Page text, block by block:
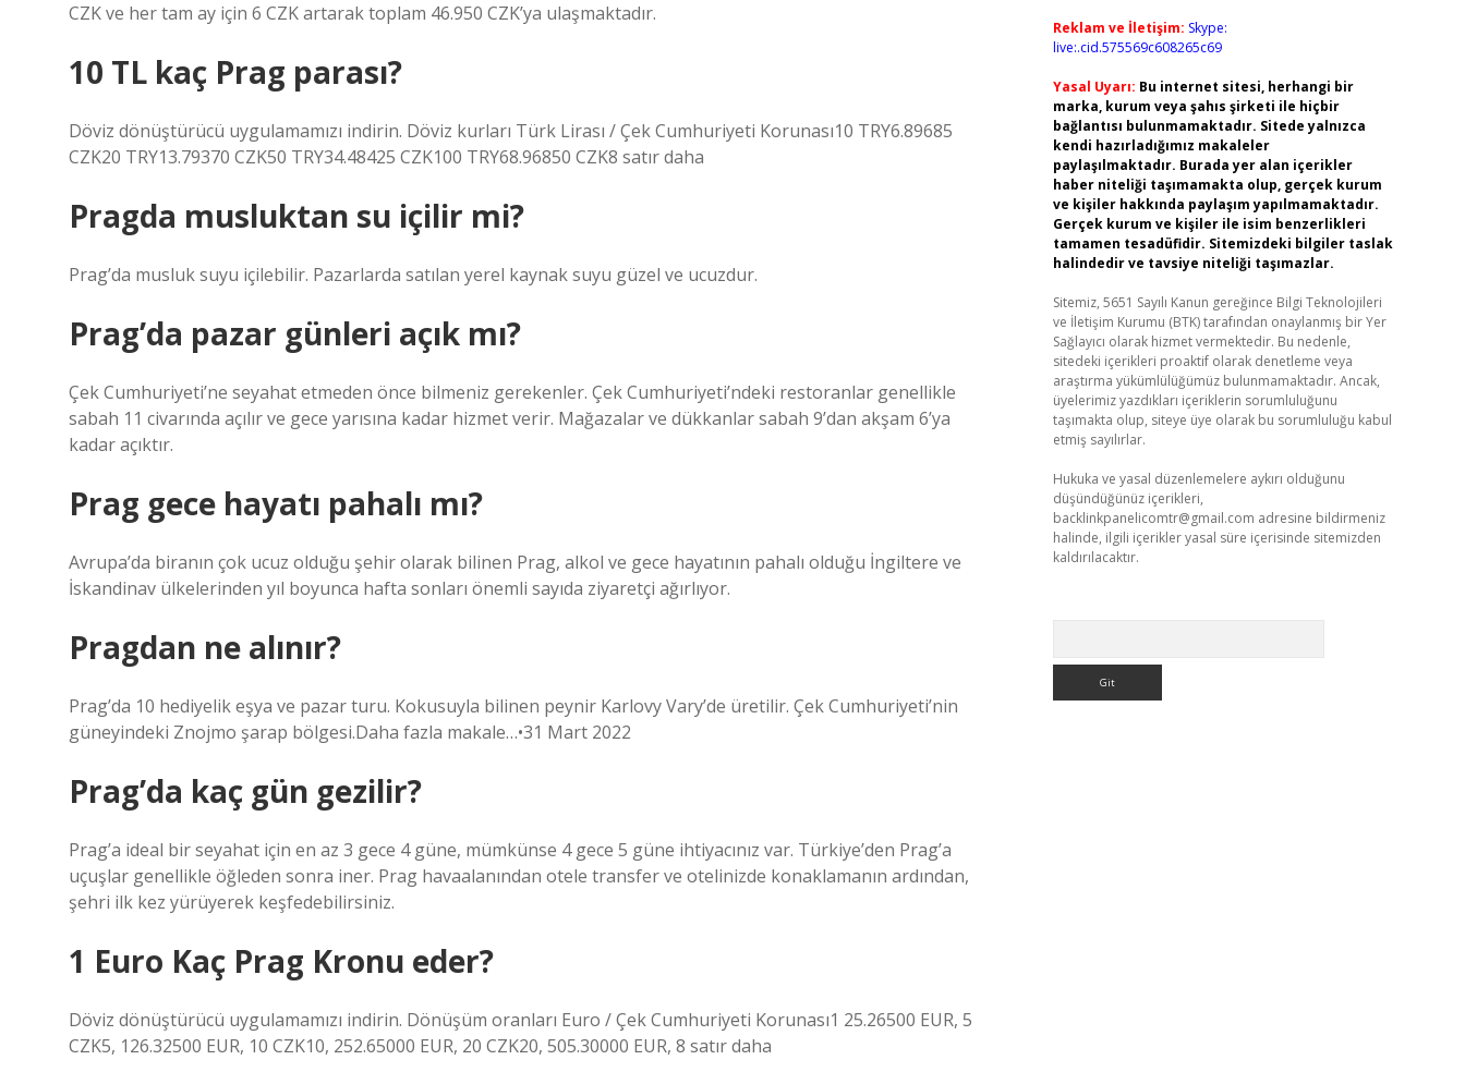
CZK ve her tam ay için 6 CZK artarak toplam 46.950 CZK’ya ulaşmaktadır.
10 TL kaç Prag parası?
Döviz dönüştürücü uygulamamızı indirin. Döviz kurları Türk Lirası / Çek Cumhuriyeti Korunası10 TRY6.89685
CZK20 TRY13.79370 CZK50 TRY34.48425 CZK100 TRY68.96850 CZK8 satır daha
Pragda musluktan su içilir mi?
Prag’da musluk suyu içilebilir. Pazarlarda satılan yerel kaynak suyu güzel ve ucuzdur.
Prag’da pazar günleri açık mı?
Çek Cumhuriyeti’ne seyahat etmeden önce bilmeniz gerekenler. Çek Cumhuriyeti’ndeki restoranlar genellikle
sabah 11 civarında açılır ve gece yarısına kadar hizmet verir. Mağazalar ve dükkanlar sabah 9’dan akşam 6’ya
kadar açıktır.
Prag gece hayatı pahalı mı?
Avrupa’da biranın çok ucuz olduğu şehir olarak bilinen Prag, alkol ve gece hayatının pahalı olduğu İngiltere ve
İskandinav ülkelerinden yıl boyunca hafta sonları önemli sayıda ziyaretçi ağırlıyor.
Pragdan ne alınır?
Prag’da 10 hediyelik eşya ve pazar turu. Kokusuyla bilinen peynir Karlovy Vary’de üretilir. Çek Cumhuriyeti’nin
güneyindeki Znojmo şarap bölgesi.Daha fazla makale…•31 Mart 2022
Prag’da kaç gün gezilir?
Prag’a ideal bir seyahat için en az 3 gece 4 güne, mümkünse 4 gece 5 güne ihtiyacınız var. Türkiye’den Prag’a
uçuşlar genellikle öğleden sonra iner. Prag havaalanından otele transfer ve otelinizde konaklamanın ardından,
şehri ilk kez yürüyerek keşfedebilirsiniz.
1 Euro Kaç Prag Kronu eder?
Döviz dönüştürücü uygulamamızı indirin. Dönüşüm oranları Euro / Çek Cumhuriyeti Korunası1 25.26500 EUR, 5
CZK5, 126.32500 EUR, 10 CZK10, 252.65000 EUR, 20 CZK20, 505.30000 EUR, 8 satır daha
Reklam ve İletişim: Skype:
live:.cid.575569c608265c69
Yasal Uyarı: Bu internet sitesi, herhangi bir
marka, kurum veya şahıs şirketi ile hiçbir
bağlantısı bulunmamaktadır. Sitede yalnızca
kendi hazırladığımız makaleler
paylaşılmaktadır. Burada yer alan içerikler
haber niteliği taşımamakta olup, gerçek kurum
ve kişiler hakkında paylaşım yapılmamaktadır.
Gerçek kurum ve kişiler ile isim benzerlikleri
tamamen tesadüfidir. Sitemizdeki bilgiler taslak
halindedir ve tavsiye niteliği taşımazlar.
Sitemiz, 5651 Sayılı Kanun gereğince Bilgi Teknolojileri
ve İletişim Kurumu (BTK) tarafından onaylanmış bir Yer
Sağlayıcı olarak hizmet vermektedir. Bu nedenle,
sitedeki içerikleri proaktif olarak denetleme veya
araştırma yükümlülüğümüz bulunmamaktadır. Ancak,
üyelerimiz yazdıkları içeriklerin sorumluluğunu
taşımakta olup, siteye üye olarak bu sorumluluğu kabul
etmiş sayılırlar.
Hukuka ve yasal düzenlemelere aykırı olduğunu
düşündüğünüz içerikleri,
backlinkpanelicomtr@gmail.com adresine bildirmeniz
halinde, ilgili içerikler yasal süre içerisinde sitemizden
kaldırılacaktır.